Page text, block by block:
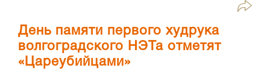
День памяти первого худрука
волгоградского НЭТа отметят
«Цареубийцами»